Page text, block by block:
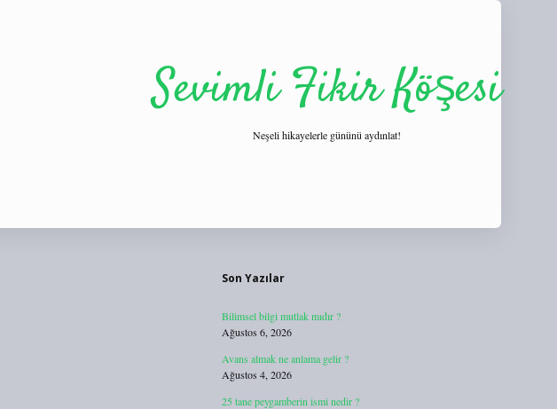
Sevimli Fikir Köşesi
Neşeli hikayelerle gününü aydınlat!
Son Yazılar
Bilimsel bilgi mutlak mıdır ?
Ağustos 6, 2026
Avans almak ne anlama gelir ?
Ağustos 4, 2026
25 tane peygamberin ismi nedir ?